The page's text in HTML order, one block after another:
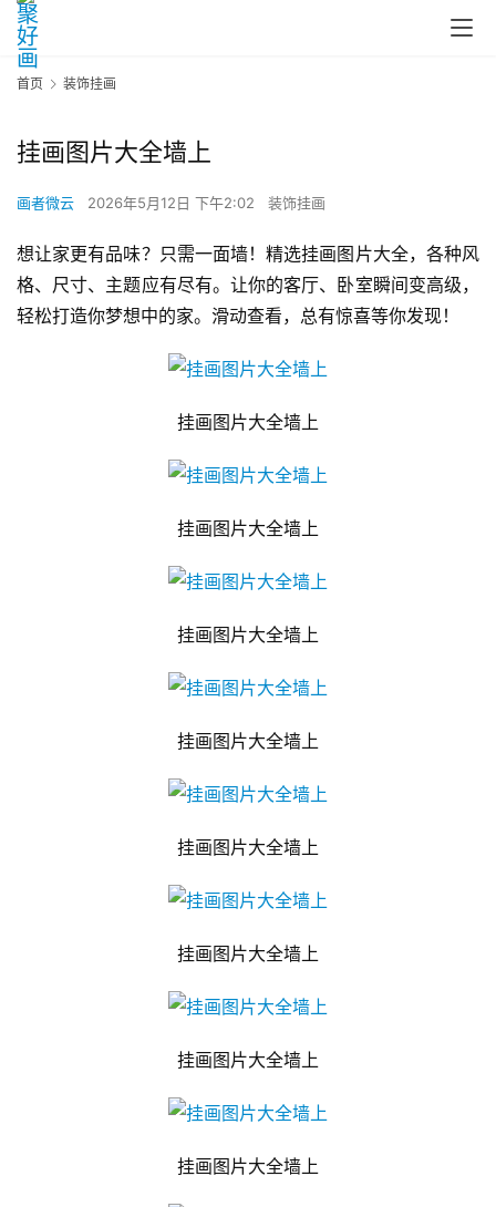
首页 装饰挂画
挂画图片大全墙上
画者微云 2026年5月12日 下午2:02 装饰挂画
想让家更有品味？只需一面墙！精选挂画图片大全，各种风
格、尺寸、主题应有尽有。让你的客厅、卧室瞬间变高级，
轻松打造你梦想中的家。滑动查看，总有惊喜等你发现！
挂画图片大全墙上
挂画图片大全墙上
挂画图片大全墙上
挂画图片大全墙上
挂画图片大全墙上
挂画图片大全墙上
挂画图片大全墙上
挂画图片大全墙上